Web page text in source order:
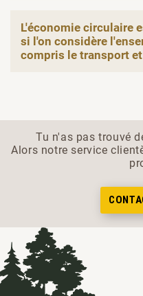
L'économie circulaire
si l'on considère
compris le transport
Tu n'as pas trouvé
Alors notre service